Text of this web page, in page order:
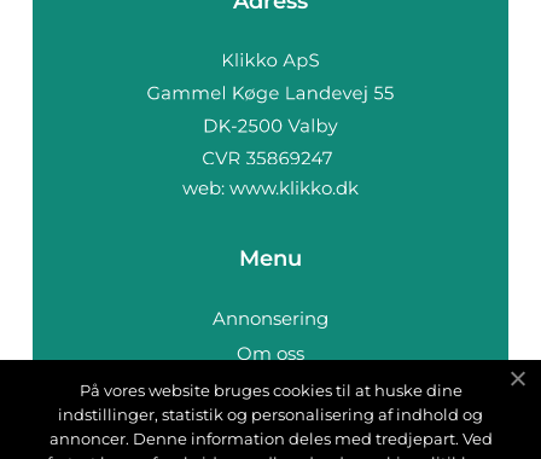
web: www.klikko.dk
Menu
Annonsering
Om oss
Cookies
Kontakta oss
På vores website bruges cookies til at huske dine
indstillinger, statistik og personalisering af indhold og
annoncer. Denne information deles med tredjepart. Ved